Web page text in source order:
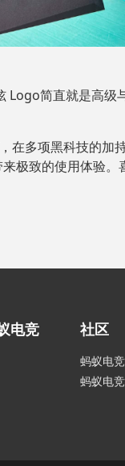
简直就是高级
多项黑科技的
极致的使用体验。
电竞 社区
蚂蚁电
蚂蚁电